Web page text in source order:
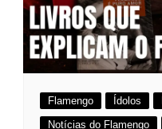
Flamengo Ídolos
Notícias do Flamengo